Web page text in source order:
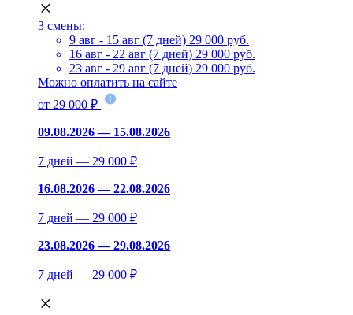
3 смены:
9 авг - 15 авг (7 дней) 29 000 руб.
16 авг - 22 авг (7 дней) 29 000 руб.
23 авг - 29 авг (7 дней) 29 000 руб.
Можно оплатить на сайте
от 29 000 ₽
09.08.2026 — 15.08.2026
7 дней — 29 000 ₽
16.08.2026 — 22.08.2026
7 дней — 29 000 ₽
23.08.2026 — 29.08.2026
7 дней — 29 000 ₽